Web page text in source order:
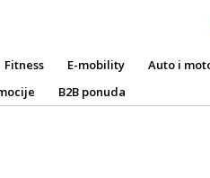
Fitness E-mobility Auto i
B2B ponuda